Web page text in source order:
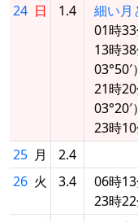
24 日 1.4
細い月
01時
13時38
03°50′）
21時20
03°20′）
23時
25 月
2.4
26 火 3.4
06時13
23時